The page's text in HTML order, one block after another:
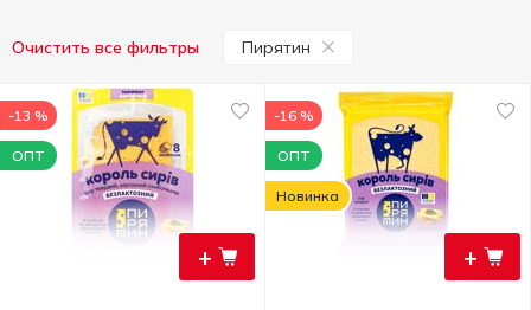
Очистить все фильтры Пирятин
+
-13 %
ОПТ
+
-16 %
ОПТ
Новинка